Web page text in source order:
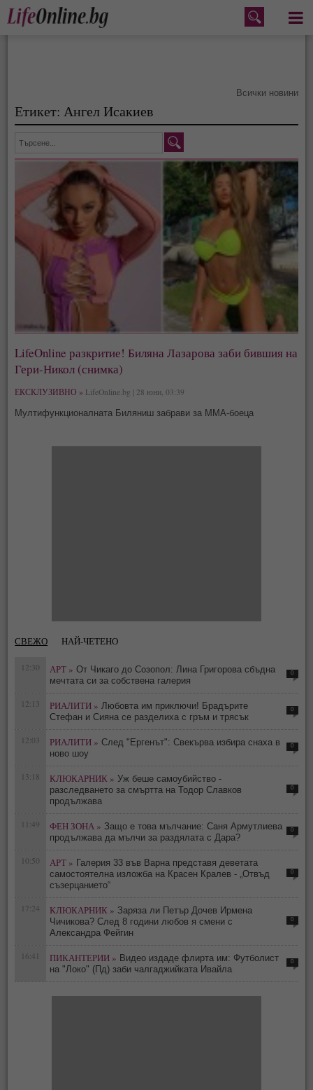
Меню
Всички новини
Етикет: Ангел Исакиев
LifeOnline разкритие! Биляна Лазарова заби бившия на
Гери-Никол (снимка)
ЕКСКЛУЗИВНО » LifeOnline.bg | 28 юни, 03:39
Мултифункционалната Биляниш забрави за ММА-боеца
СВЕЖО НАЙ-ЧЕТЕНО
12:30 АРТ » От Чикаго до Созопол: Лина Григорова сбъдна
мечтата си за собствена галерия
0
12:13 РИАЛИТИ » Любовта им приключи! Брадърите
Стефан и Сияна се разделиха с гръм и трясък
0
12:03 РИАЛИТИ » След "Ергенът": Свекърва избира снаха в
ново шоу
0
13:18 КЛЮКАРНИК » Уж беше самоубийство -
разследването за смъртта на Тодор Славков
продължава
0
11:49 ФЕН ЗОНА » Защо е това мълчание: Саня Армутлиева
продължава да мълчи за раздялата с Дара?
0
10:50 АРТ » Галерия 33 във Варна представя деветата
самостоятелна изложба на Красен Кралев - „Отвъд
съзерцанието“
0
17:24 КЛЮКАРНИК » Заряза ли Петър Дочев Ирмена
Чичикова? След 8 години любов я смени с
Александра Фейгин
0
16:41 ПИКАНТЕРИИ » Видео издаде флирта им: Футболист
на "Локо" (Пд) заби чалгаджийката Ивайла
0